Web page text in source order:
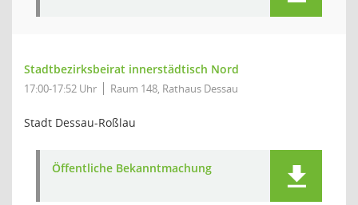
Stadtbezirksbeirat innerstädtisch Nord
17:00-17:52 Uhr Raum 148, Rathaus Dessau
Stadt Dessau-Roßlau
Öffentliche Bekanntmachung